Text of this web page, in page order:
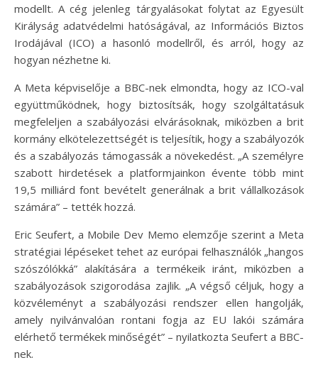
modellt. A cég jelenleg tárgyalásokat folytat az Egyesült
Királyság adatvédelmi hatóságával, az Információs Biztos
Irodájával (ICO) a hasonló modellről, és arról, hogy az
hogyan nézhetne ki.
A Meta képviselője a BBC-nek elmondta, hogy az ICO-val
együttműködnek, hogy biztosítsák, hogy szolgáltatásuk
megfeleljen a szabályozási elvárásoknak, miközben a brit
kormány elkötelezettségét is teljesítik, hogy a szabályozók
és a szabályozás támogassák a növekedést. „A személyre
szabott hirdetések a platformjainkon évente több mint
19,5 milliárd font bevételt generálnak a brit vállalkozások
számára” – tették hozzá.
Eric Seufert, a Mobile Dev Memo elemzője szerint a Meta
stratégiai lépéseket tehet az európai felhasználók „hangos
szószólókká” alakítására a termékeik iránt, miközben a
szabályozások szigorodása zajlik. „A végső céljuk, hogy a
közvéleményt a szabályozási rendszer ellen hangolják,
amely nyilvánvalóan rontani fogja az EU lakói számára
elérhető termékek minőségét” – nyilatkozta Seufert a BBC-
nek.